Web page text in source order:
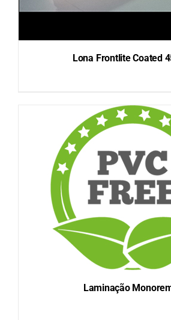
DETAILS
Lona Frontlite Coated
Laminação